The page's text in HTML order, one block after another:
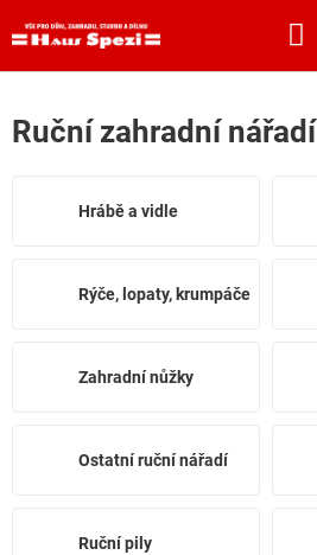
na
Ruční zahradní nářadí
Hrábě a vidle
Rýče, lopaty, krumpáče
Zahradní nůžky
Ostatní ruční nářadí
Ruční pily